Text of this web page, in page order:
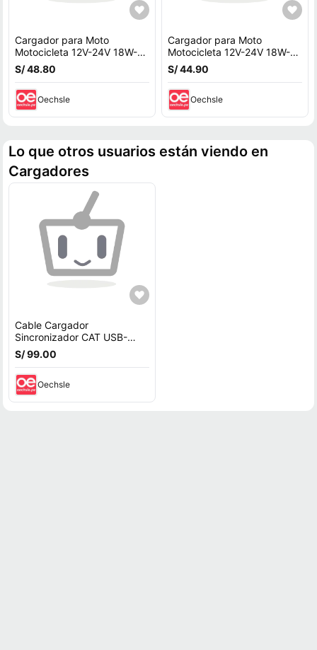
Cargador para Moto
Motocicleta 12V-24V 18W-
30W Doble Puerto Carga
Rápida USB-Tipo C
S/ 48.80
Oechsle
Cargador para Moto
Motocicleta 12V-24V 18W-
30W Doble Puerto Carga
Rápida USB-Tipo C
S/ 44.90
Oechsle
Lo que otros usuarios están viendo en
Cargadores
Cable Cargador
Sincronizador CAT USB-
Lightning 1.8 Metros
S/ 99.00
Oechsle